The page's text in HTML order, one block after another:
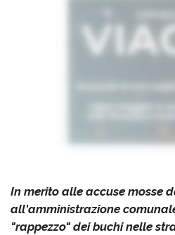
In merito alle accuse mosse
all'amministrazione
"rappezzo" dei buchi nelle